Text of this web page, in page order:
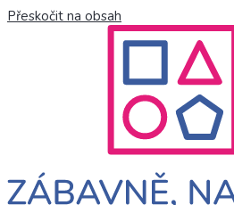
Přeskočit na obsah